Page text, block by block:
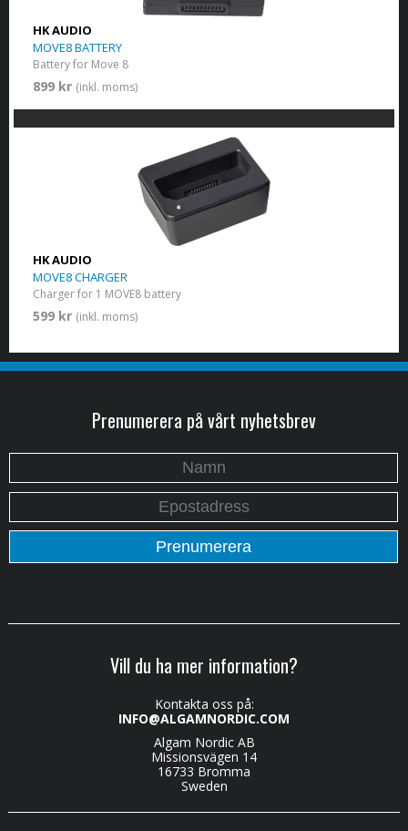
HK AUDIO
MOVE8 BATTERY
Battery for Move 8
899 kr (inkl. moms)
HK AUDIO
MOVE8 CHARGER
Charger for 1 MOVE8 battery
599 kr (inkl. moms)
Prenumerera på vårt nyhetsbrev
Vill du ha mer information?
Kontakta oss på:
INFO@ALGAMNORDIC.COM
Algam Nordic AB
Missionsvägen 14
16733 Bromma
Sweden